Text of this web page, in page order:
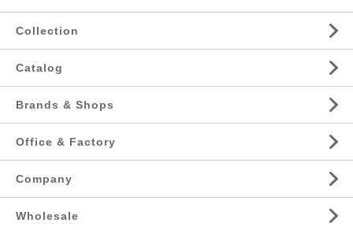
Collection
Catalog
Brands & Shops
Office & Factory
Company
Wholesale